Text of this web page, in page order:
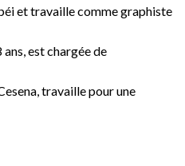
et travaille comme graphiste
est chargée de
travaille pour une